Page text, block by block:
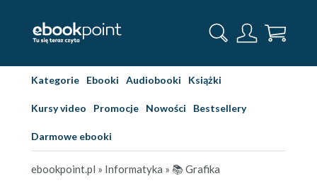
Kategorie Ebooki Audiobooki Książki
Kursy video Promocje Nowości Bestsellery
Darmowe ebooki
ebookpoint.pl » Informatyka » 📚 Grafika